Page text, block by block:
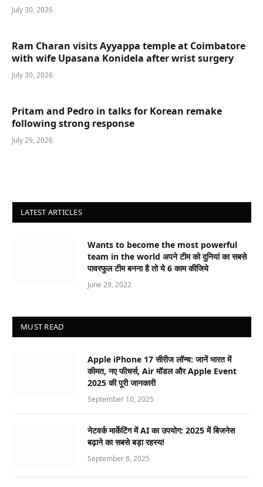
July 30, 2026
Ram Charan visits Ayyappa temple at Coimbatore
with wife Upasana Konidela after wrist surgery
July 30, 2026
Pritam and Pedro in talks for Korean remake
following strong response
July 29, 2026
LATEST ARTICLES
Wants to become the most powerful
team in the world अपने टीम को दुनियां का सबसे
पावरफुल टीम बनना है तो ये 6 काम कीजिये
June 29, 2022
MUST READ
Apple iPhone 17 सीरीज लॉन्च: जानें भारत में
कीमत, नए फीचर्स, Air मॉडल और Apple Event
2025 की पूरी जानकारी
September 10, 2025
नेटवर्क मार्केटिंग में AI का उपयोग: 2025 में बिजनेस
बढ़ाने का सबसे बड़ा रहस्य!
September 8, 2025